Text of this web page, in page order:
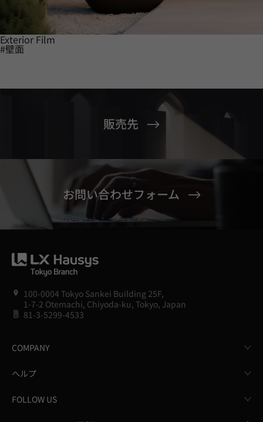
Exterior Film
#壁面
販売先
お問い合わせフォーム
100-0004 Tokyo Sankei Building 25F,
1-7-2 Otemachi, Chiyoda-ku, Tokyo, Japan
81-3-5299-4533
COMPANY
ヘルプ
FOLLOW US